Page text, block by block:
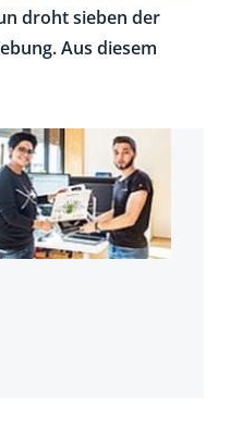
droht sieben der
Aus diesem